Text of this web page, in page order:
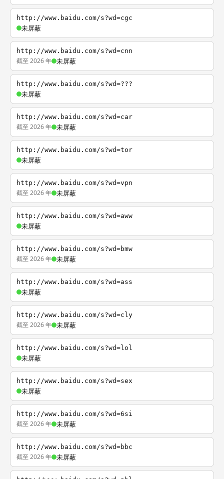
http://www.baidu.com/s?wd=cgc
未屏蔽
http://www.baidu.com/s?wd=cnn
截至 2026 年 未屏蔽
http://www.baidu.com/s?wd=???
未屏蔽
http://www.baidu.com/s?wd=car
截至 2026 年 未屏蔽
http://www.baidu.com/s?wd=tor
未屏蔽
http://www.baidu.com/s?wd=vpn
截至 2026 年 未屏蔽
http://www.baidu.com/s?wd=aww
未屏蔽
http://www.baidu.com/s?wd=bmw
截至 2026 年 未屏蔽
http://www.baidu.com/s?wd=ass
未屏蔽
http://www.baidu.com/s?wd=cly
截至 2026 年 未屏蔽
http://www.baidu.com/s?wd=lol
未屏蔽
http://www.baidu.com/s?wd=sex
未屏蔽
http://www.baidu.com/s?wd=6si
截至 2026 年 未屏蔽
http://www.baidu.com/s?wd=bbc
截至 2026 年 未屏蔽